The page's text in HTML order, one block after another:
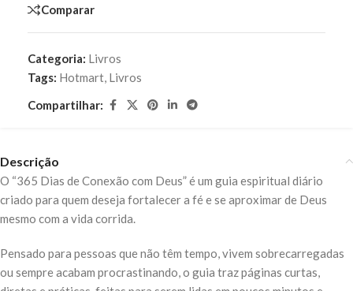
Comparar
Categoria: Livros
Tags: Hotmart Livros
Compartilhar:
Descrição
O “365 Dias de Conexão com Deus” é um guia espiritual diário
criado para quem deseja fortalecer a fé e se aproximar de Deus
mesmo com a vida corrida.
Pensado para pessoas que não têm tempo, vivem sobrecarregadas
ou sempre acabam procrastinando, o guia traz páginas curtas,